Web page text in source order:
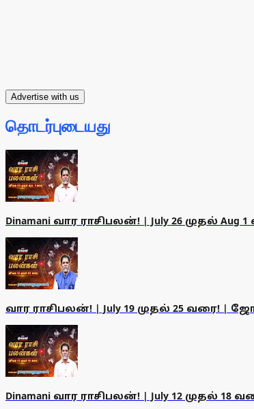
Advertise with us
தொடர்புடையது
Dinamani வார ராசிபலன்! | July 26 முதல்
வார ராசிபலன்! | July 19 முதல் 25 வரை! |
Dinamani வார ராசிபலன்! | July 12 முதல்